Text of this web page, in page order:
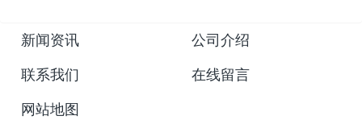
新闻资讯
公司介绍
联系我们
在线留言
网站地图